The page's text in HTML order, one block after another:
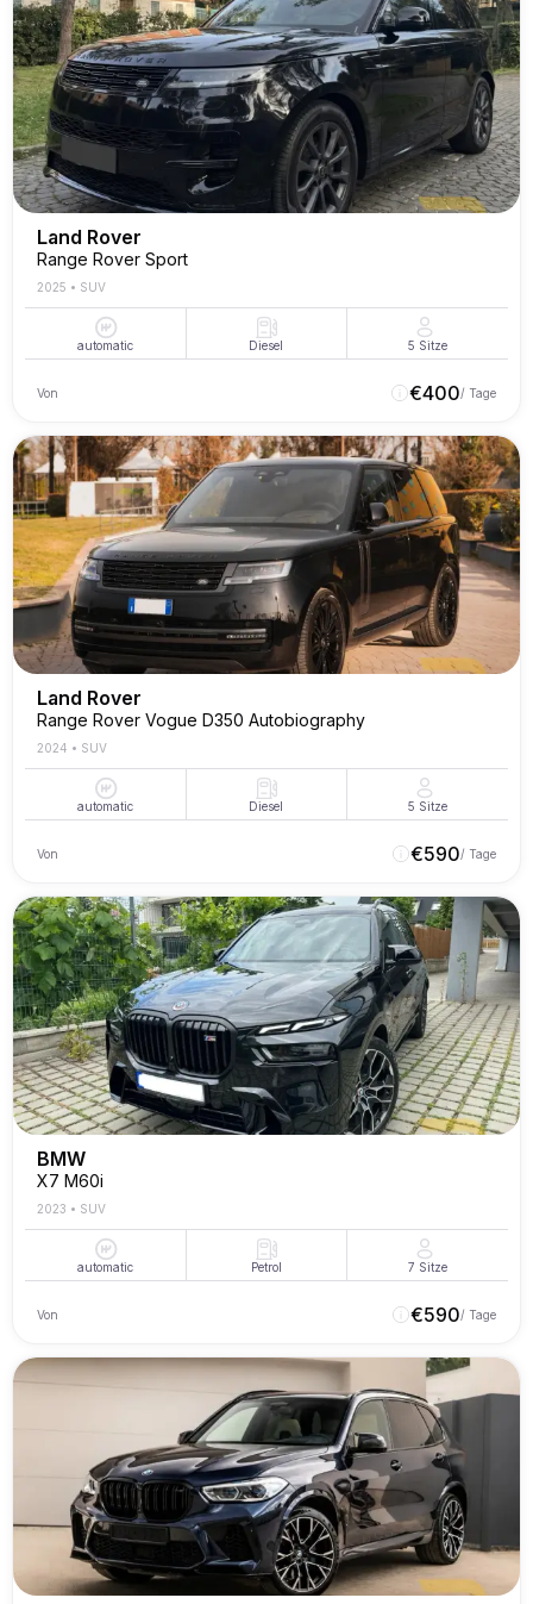
Land Rover
Range Rover Sport
2025 • SUV
automatic Diesel 5 Sitze
Von €400/ Tage
Land Rover
Range Rover Vogue D350 Autobiography
2024 • SUV
automatic Diesel 5 Sitze
Von €590/ Tage
BMW
X7 M60i
2023 • SUV
automatic Petrol 7 Sitze
Von €590/ Tage